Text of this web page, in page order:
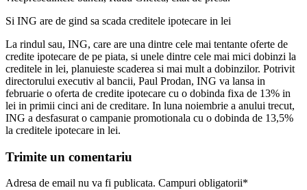
Si ING are de gind sa scada creditele ipotecare in lei
La rindul sau, ING, care are una dintre cele mai tentante oferte de
credite ipotecare de pe piata, si unele dintre cele mai mici dobinzi la
creditele in lei, planuieste scaderea si mai mult a dobinzilor. Potrivit
directorului executiv al bancii, Paul Prodan, ING va lansa in
februarie o oferta de credite ipotecare cu o dobinda fixa de 13% in
lei in primii cinci ani de creditare. In luna noiembrie a anului trecut,
ING a desfasurat o campanie promotionala cu o dobinda de 13,5%
la creditele ipotecare in lei.
Trimite un comentariu
Adresa de email nu va fi publicata. Campuri obligatorii*